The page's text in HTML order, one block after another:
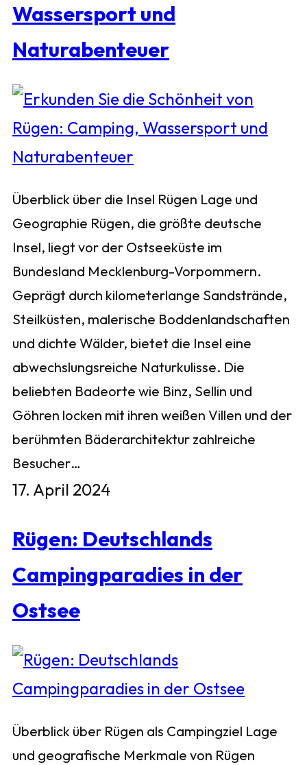
Wassersport und
Naturabenteuer
Überblick über die Insel Rügen Lage und
Geographie Rügen, die größte deutsche
Insel, liegt vor der Ostseeküste im
Bundesland Mecklenburg-Vorpommern.
Geprägt durch kilometerlange Sandstrände,
Steilküsten, malerische Boddenlandschaften
und dichte Wälder, bietet die Insel eine
abwechslungsreiche Naturkulisse. Die
beliebten Badeorte wie Binz, Sellin und
Göhren locken mit ihren weißen Villen und der
berühmten Bäderarchitektur zahlreiche
Besucher…
17. April 2024
Rügen: Deutschlands
Campingparadies in der
Ostsee
Überblick über Rügen als Campingziel Lage
und geografische Merkmale von Rügen